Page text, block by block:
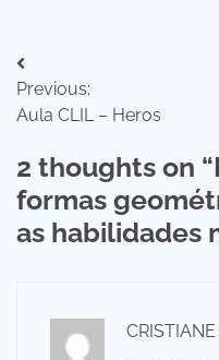
Navegação
de
Previous:
Aula CLIL – Heros
2 thoughts on “
formas
as habilidades